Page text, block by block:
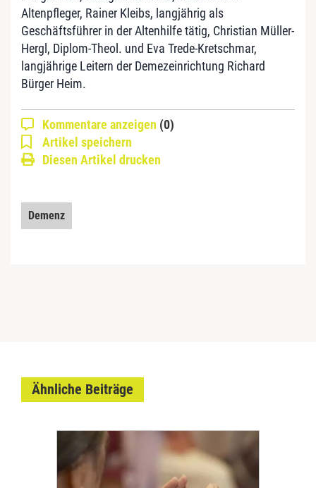
Altenpfleger, Rainer Kleibs, langjährig als
Geschäftsführer in der Altenhilfe tätig, Christian Müller-
Hergl, Diplom-Theol. und Eva Trede-Kretschmar,
langjährige Leitern der Demezeinrichtung Richard
Bürger Heim.
Kommentare anzeigen (0)
Artikel speichern
Diesen Artikel drucken
Demenz
Ähnliche Beiträge